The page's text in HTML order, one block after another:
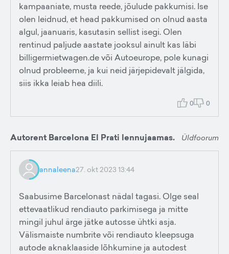
kampaaniate, musta reede, jõulude pakkumisi. Ise
olen leidnud, et head pakkumised on olnud aasta
algul, jaanuaris, kasutasin sellist isegi. Olen
rentinud paljude aastate jooksul ainult kas läbi
billigermietwagen.de või Autoeurope, pole kunagi
olnud probleeme, ja kui neid järjepidevalt jälgida,
siis ikka leiab hea diili.
0 0
Autorent Barcelona El Prati lennujaamas. Üldfoorum
annaleena27. okt 2023 13:44
Saabusime Barcelonast nädal tagasi. Olge seal
ettevaatlikud rendiauto parkimisega ja mitte
mingil juhul ärge jätke autosse ühtki asja.
Välismaiste numbrite või rendiauto kleepsuga
autode aknaklaaside lõhkumine ja autodest